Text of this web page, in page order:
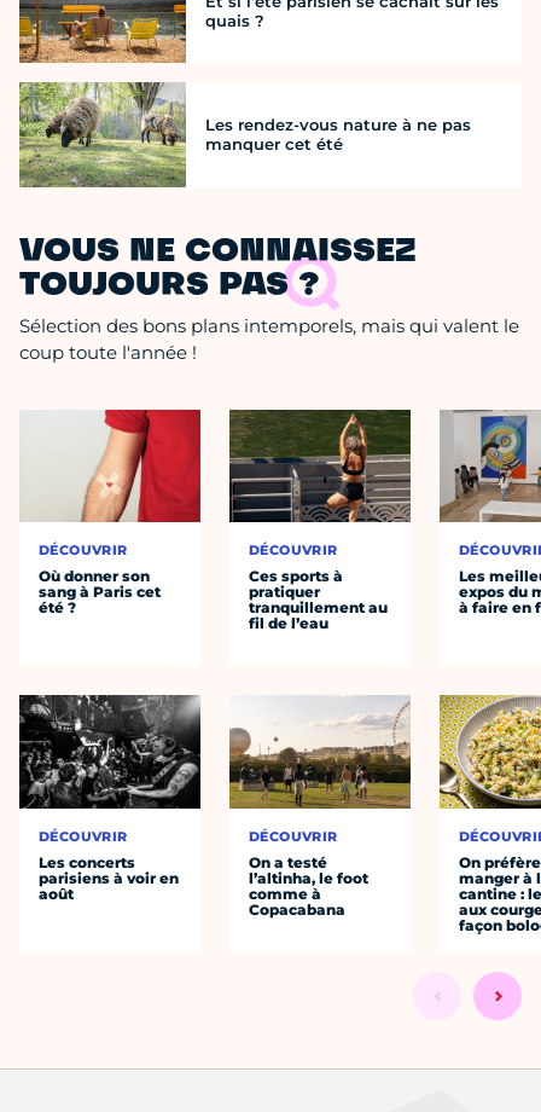
quais ?
Les rendez-vous nature à ne pas
manquer cet été
VOUS NE CONNAISSEZ
TOUJOURS PAS ?
Sélection des bons plans intemporels, mais qui valent le
coup toute l'année !
DÉCOUVRIR
Où donner son
sang à Paris cet
été ?
DÉCOUVRIR
Les concerts
parisiens à voir en
août
DÉCOUVRIR
Ces sports à
pratiquer
tranquillement au
fil de l’eau
DÉCOUVRIR
On a testé
l’altinha, le foot
comme à
Copacabana
Les
expos du
à faire en
On préfère
manger à
cantine :
aux
façon